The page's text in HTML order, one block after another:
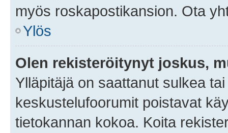
myös roskapostikansion. Ota
Ylös
Olen rekisteröitynyt joskus,
Ylläpitäjä on saattanut sulkea
keskustelufoorumit poistavat
tietokannan kokoa. Koita